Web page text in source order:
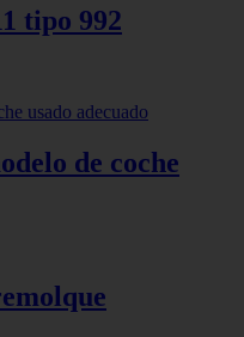
tipo 992
de coche